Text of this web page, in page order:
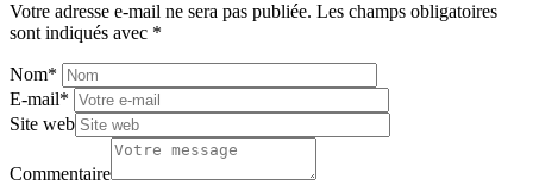
Votre adresse e-mail ne sera pas publiée. Les champs obligatoires
sont indiqués avec *
Nom*
E-mail*
Site web
Commentaire